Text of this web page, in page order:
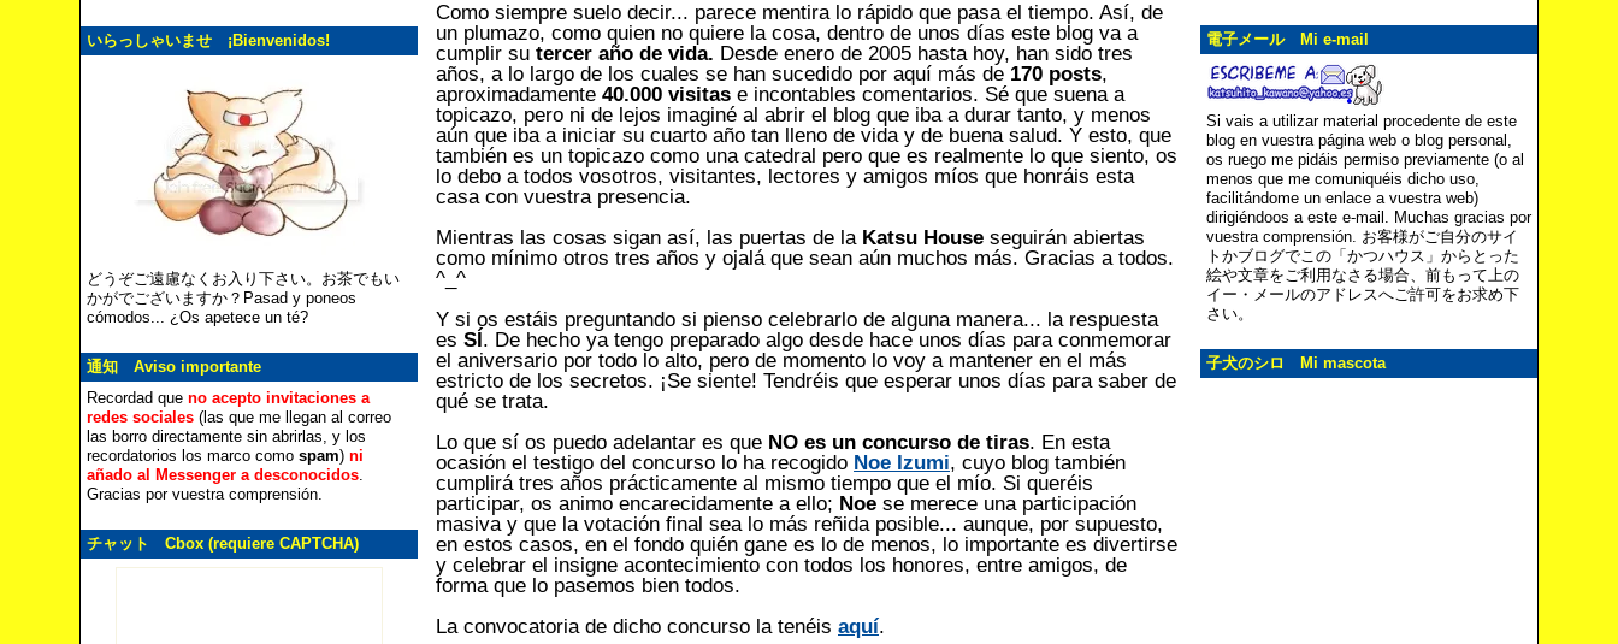
いらっしゃいませ ¡Bienvenidos!
どうぞご遠慮なくお入り下さい。お茶でもい
かがでございますか？Pasad y poneos
cómodos... ¿Os apetece un té?
通知 Aviso importante
Recordad que no acepto invitaciones a
redes sociales (las que me llegan al correo
las borro directamente sin abrirlas, y los
recordatorios los marco como spam) ni
añado al Messenger a desconocidos.
Gracias por vuestra comprensión.
チャット Cbox (requiere CAPTCHA)
Como siempre suelo decir... parece mentira lo rápido que pasa el tiempo. Así, de
un plumazo, como quien no quiere la cosa, dentro de unos días este blog va a
cumplir su tercer año de vida. Desde enero de 2005 hasta hoy, han sido tres
años, a lo largo de los cuales se han sucedido por aquí más de 170 posts,
aproximadamente 40.000 visitas e incontables comentarios. Sé que suena a
topicazo, pero ni de lejos imaginé al abrir el blog que iba a durar tanto, y menos
aún que iba a iniciar su cuarto año tan lleno de vida y de buena salud. Y esto, que
también es un topicazo como una catedral pero que es realmente lo que siento, os
lo debo a todos vosotros, visitantes, lectores y amigos míos que honráis esta
casa con vuestra presencia.
Mientras las cosas sigan así, las puertas de la Katsu House seguirán abiertas
como mínimo otros tres años y ojalá que sean aún muchos más. Gracias a todos.
^_^
Y si os estáis preguntando si pienso celebrarlo de alguna manera... la respuesta
es SÍ. De hecho ya tengo preparado algo desde hace unos días para conmemorar
el aniversario por todo lo alto, pero de momento lo voy a mantener en el más
estricto de los secretos. ¡Se siente! Tendréis que esperar unos días para saber de
qué se trata.
Lo que sí os puedo adelantar es que NO es un concurso de tiras. En esta
ocasión el testigo del concurso lo ha recogido Noe Izumi, cuyo blog también
cumplirá tres años prácticamente al mismo tiempo que el mío. Si queréis
participar, os animo encarecidamente a ello; Noe se merece una participación
masiva y que la votación final sea lo más reñida posible... aunque, por supuesto,
en estos casos, en el fondo quién gane es lo de menos, lo importante es divertirse
y celebrar el insigne acontecimiento con todos los honores, entre amigos, de
forma que lo pasemos bien todos.
La convocatoria de dicho concurso la tenéis aquí.
電子メール Mi e-mail
Si vais a utilizar material procedente de este
blog en vuestra página web o blog personal,
os ruego me pidáis permiso previamente (o al
menos que me comuniquéis dicho uso,
facilitándome un enlace a vuestra web)
dirigiéndoos a este e-mail. Muchas gracias por
vuestra comprensión. お客様がご自分のサイ
トかブログでこの「かつハウス」からとった
絵や文章をご利用なさる場合、前もって上の
イー・メールのアドレスへご許可をお求め下
さい。
子犬のシロ Mi mascota